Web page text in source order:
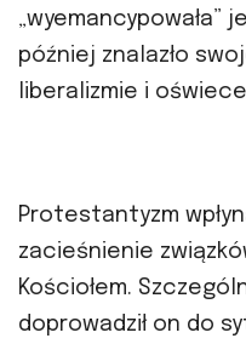
później znalazło
liberalizmie i
Protestantyzm
zacieśnienie
Kościołem.
doprowadził on do